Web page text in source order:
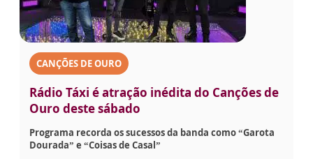
CANÇÕES DE OURO
Rádio Táxi é atração inédita do Canções de
Ouro deste sábado
Programa recorda os sucessos da banda como “Garota
Dourada” e “Coisas de Casal”